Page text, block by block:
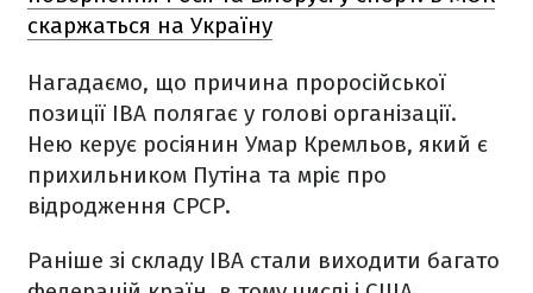
скаржаться на Україну
Нагадаємо, що причина проросійської
позиції IBA полягає у голові організації.
Нею керує росіянин Умар Кремльов, який є
прихильником Путіна та мріє про
відродження СРСР.
Раніше зі складу IBA стали виходити багато